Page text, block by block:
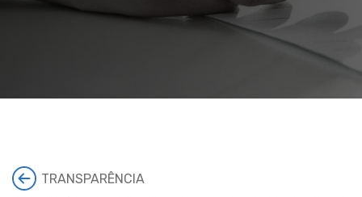
TRANSPARÊNCIA